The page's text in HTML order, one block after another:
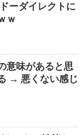
ーダイレクトに
ｗ
意味があると思
→ 悪くない感じ